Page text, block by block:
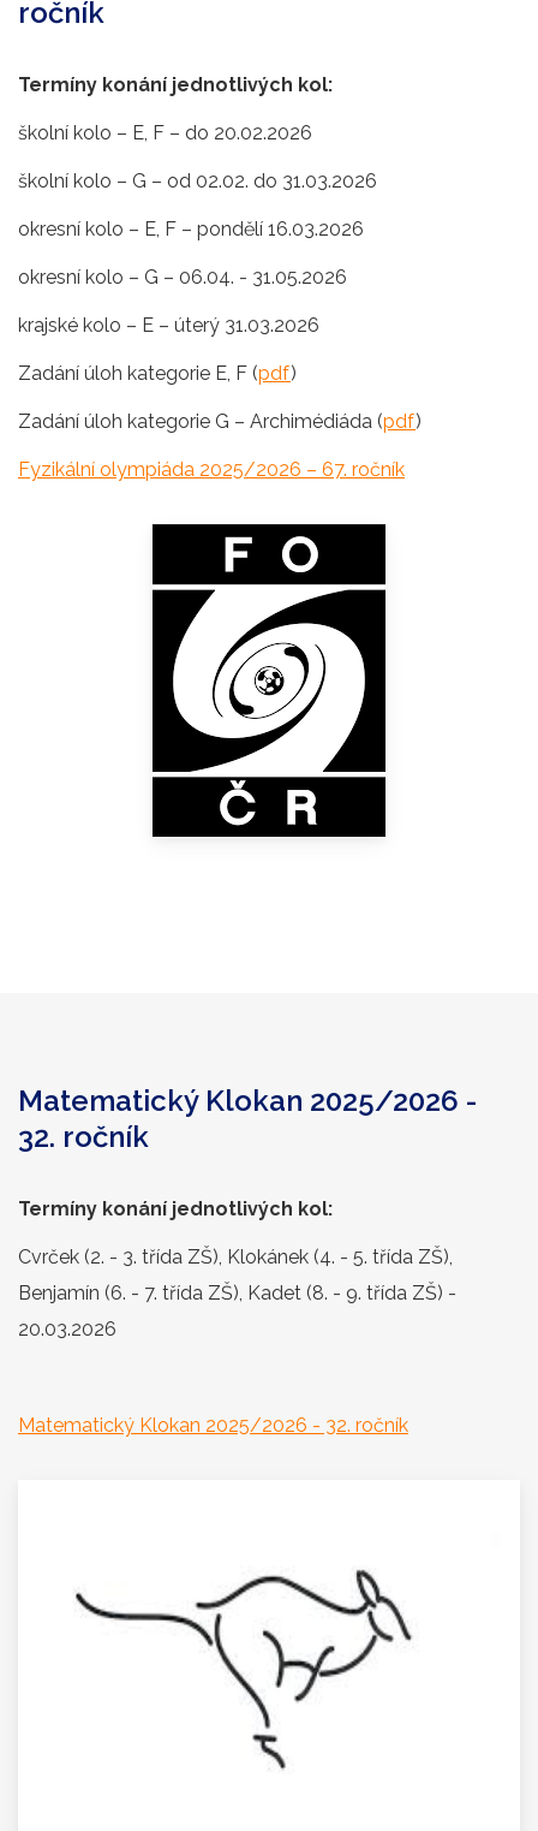
ročník
Termíny konání jednotlivých kol:
školní kolo – E, F – do 20.02.2026
školní kolo – G – od 02.02. do 31.03.2026
okresní kolo – E, F – pondělí 16.03.2026
okresní kolo – G – 06.04. - 31.05.2026
krajské kolo – E – úterý 31.03.2026
Zadání úloh kategorie E, F (pdf)
Zadání úloh kategorie G – Archimédiáda (pdf)
Fyzikální olympiáda 2025/2026 – 67. ročník
Matematický Klokan 2025/2026 -
32. ročník
Termíny konání jednotlivých kol:
Cvrček (2. - 3. třída ZŠ), Klokánek (4. - 5. třída ZŠ),
Benjamín (6. - 7. třída ZŠ), Kadet (8. - 9. třída ZŠ) -
20.03.2026
Matematický Klokan 2025/2026 - 32. ročník